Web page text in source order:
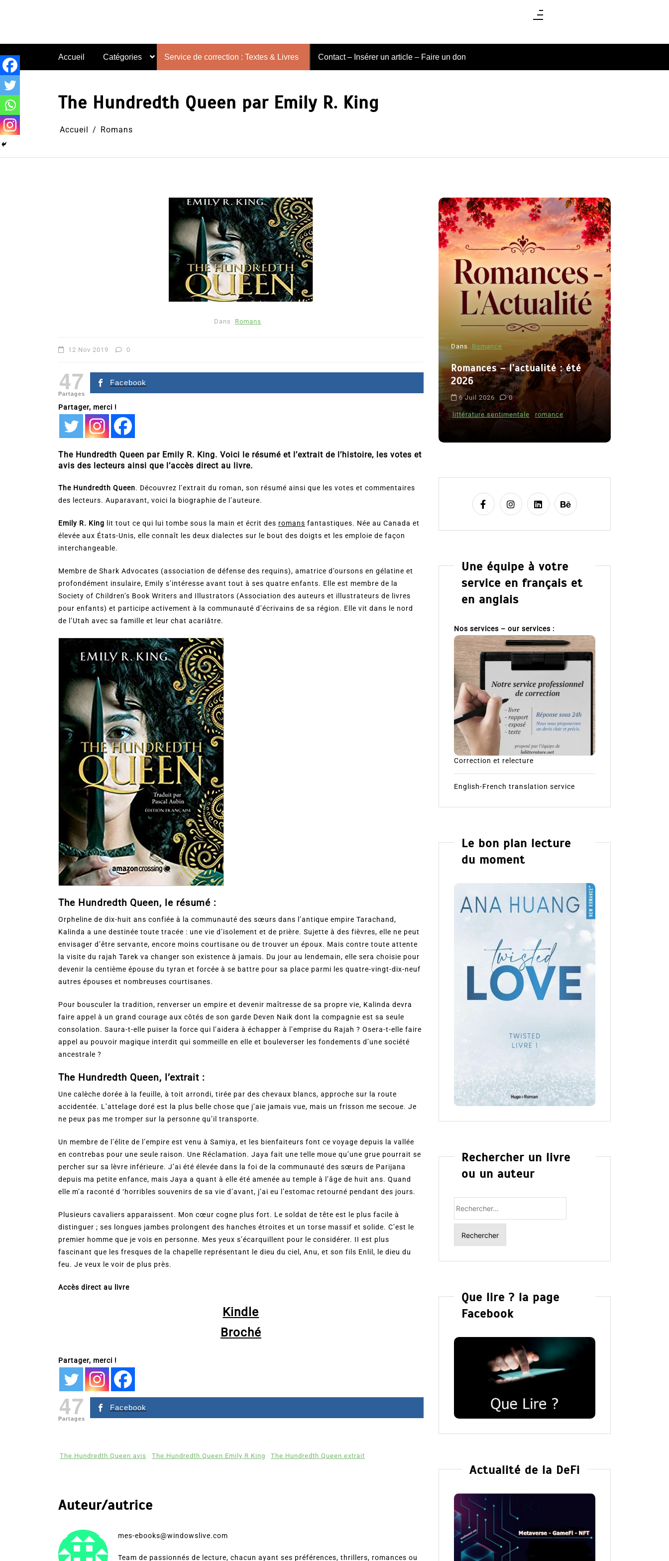
Accueil Catégories Service de correction : Textes & Livres Contact – Insérer un article – Faire un don
The Hundredth Queen par Emily R. King
Accueil Romans
Dans Romans
12 Nov 2019 0
47
Partages
Facebook
Partager, merci !
The Hundredth Queen par Emily R. King. Voici le résumé et l’extrait de l’histoire, les votes et
avis des lecteurs ainsi que l’accès direct au livre.
The Hundredth Queen. Découvrez l’extrait du roman, son résumé ainsi que les votes et commentaires
des lecteurs. Auparavant, voici la biographie de l’auteure.
Emily R. King lit tout ce qui lui tombe sous la main et écrit des romans fantastiques. Née au Canada et
élevée aux États-Unis, elle connaît les deux dialectes sur le bout des doigts et les emploie de façon
interchangeable.
Membre de Shark Advocates (association de défense des requins), amatrice d’oursons en gélatine et
profondément insulaire, Emily s’intéresse avant tout à ses quatre enfants. Elle est membre de la
Society of Children’s Book Writers and Illustrators (Association des auteurs et illustrateurs de livres
pour enfants) et participe activement à la communauté d’écrivains de sa région. Elle vit dans le nord
de l’Utah avec sa famille et leur chat acariâtre.
The Hundredth Queen, le résumé :
Orpheline de dix-huit ans confiée à la communauté des sœurs dans l’antique empire Tarachand,
Kalinda a une destinée toute tracée : une vie d’isolement et de prière. Sujette à des fièvres, elle ne peut
envisager d’être servante, encore moins courtisane ou de trouver un époux. Mais contre toute attente
la visite du rajah Tarek va changer son existence à jamais. Du jour au lendemain, elle sera choisie pour
devenir la centième épouse du tyran et forcée à se battre pour sa place parmi les quatre-vingt-dix-neuf
autres épouses et nombreuses courtisanes.
Pour bousculer la tradition, renverser un empire et devenir maîtresse de sa propre vie, Kalinda devra
faire appel à un grand courage aux côtés de son garde Deven Naik dont la compagnie est sa seule
consolation. Saura-t-elle puiser la force qui l’aidera à échapper à l’emprise du Rajah ? Osera-t-elle faire
appel au pouvoir magique interdit qui sommeille en elle et bouleverser les fondements d’une société
ancestrale ?
The Hundredth Queen, l’extrait :
Une calèche dorée à la feuille, à toit arrondi, tirée par des chevaux blancs, approche sur la route
accidentée. L’attelage doré est la plus belle chose que j’aie jamais vue, mais un frisson me secoue. Je
ne peux pas me tromper sur la personne qu’il transporte.
Un membre de l’élite de l’empire est venu à Samiya, et les bienfaiteurs font ce voyage depuis la vallée
en contrebas pour une seule raison. Une Réclamation. Jaya fait une telle moue qu’une grue pourrait se
percher sur sa lèvre inférieure. J’ai été élevée dans la foi de la communauté des sœurs de Parijana
depuis ma petite enfance, mais Jaya a quant à elle été amenée au temple à l’âge de huit ans. Quand
elle m’a raconté d ‘horribles souvenirs de sa vie d’avant, j’ai eu l’estomac retourné pendant des jours.
Plusieurs cavaliers apparaissent. Mon cœur cogne plus fort. Le soldat de tête est le plus facile à
distinguer ; ses longues jambes prolongent des hanches étroites et un torse massif et solide. C’est le
premier homme que je vois en personne. Mes yeux s’écarquillent pour le considérer. II est plus
fascinant que les fresques de la chapelle représentant le dieu du ciel, Anu, et son fils Enlil, le dieu du
feu. Je veux le voir de plus près.
Accès direct au livre
Kindle
Broché
Partager, merci !
47
Partages
Facebook
The Hundredth Queen avis The Hundredth Queen Emily R King The Hundredth Queen extrait
Auteur/autrice
mes-ebooks@windowslive.com
Team de passionnés de lecture, chacun ayant ses préférences, thrillers, romances ou
Dans Romance
2026
littérature sentimentale
Dans Thriller
Le coupable n’est pas Camille
Dans Romance
Romances – l’actualité : été
2026
6 Juil 2026 0
littérature sentimentale romance
Une équipe à votre
service en français et
en anglais
Nos services – our services :
Correction et relecture
English-French translation service
Le bon plan lecture
du moment
Rechercher un livre
ou un auteur
Que lire ? la page
Facebook
Actualité de la DeFi